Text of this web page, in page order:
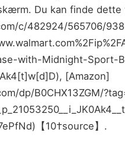
Du kan finde dette
c/482924/565706/
with-Midnight-Sport-
[Amazon]
dp/B0CHX13ZGM/
【10†source】.